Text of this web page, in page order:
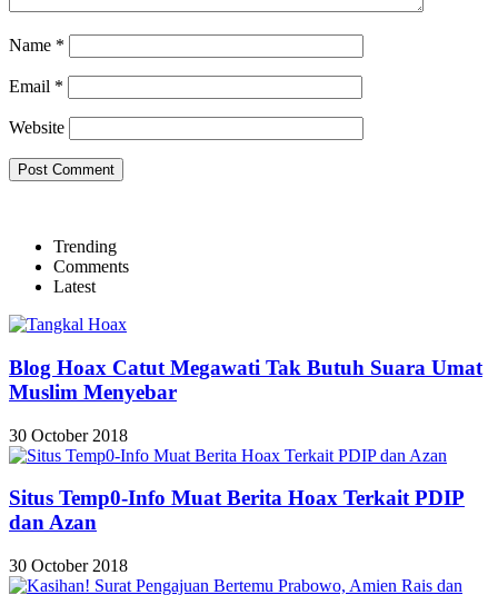
Name *
Email *
Website
Trending
Comments
Latest
Blog Hoax Catut Megawati Tak Butuh Suara Umat
Muslim Menyebar
30 October 2018
Situs Temp0-Info Muat Berita Hoax Terkait PDIP
dan Azan
30 October 2018